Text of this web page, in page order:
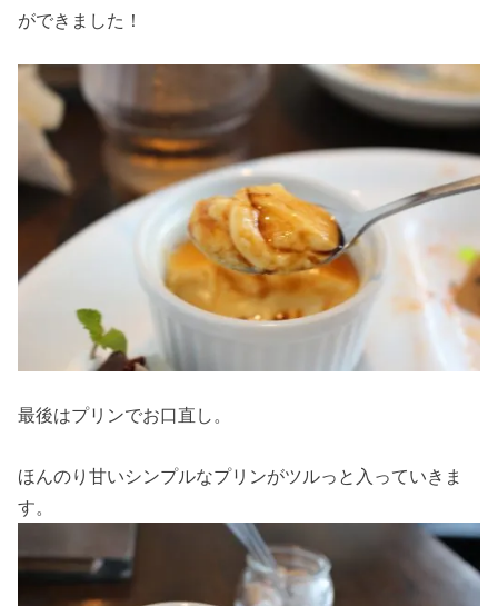
ができました！
最後はプリンでお口直し。
ほんのり甘いシンプルなプリンがツルっと入っていきま
す。